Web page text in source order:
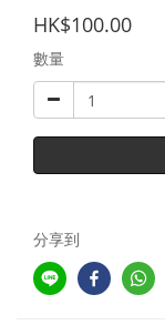
HK$100.00
數量
分享到